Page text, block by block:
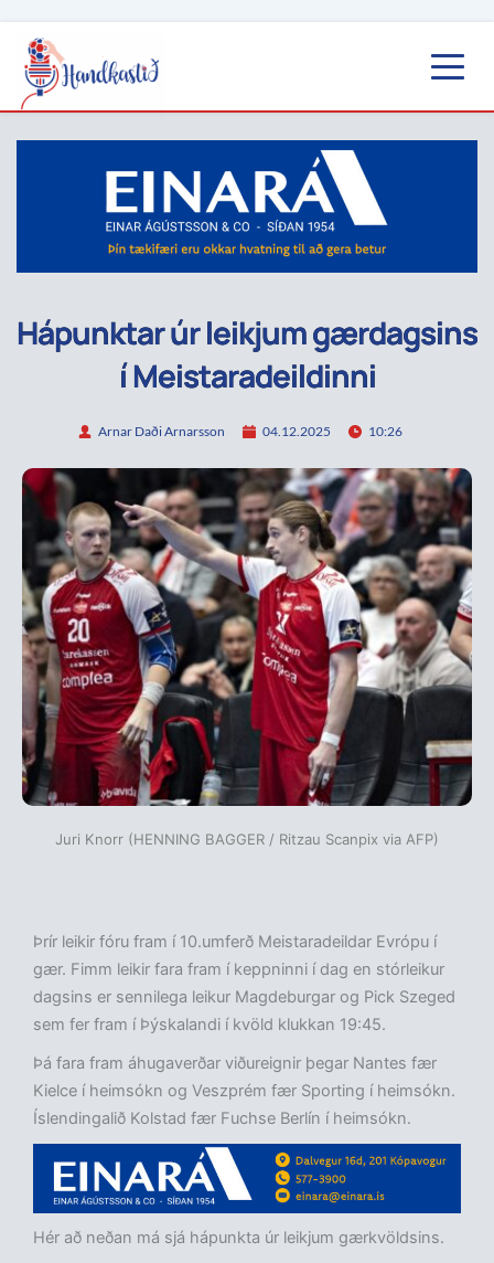
Hápunktar úr leikjum gærdagsins
í Meistaradeildinni
Arnar Daði Arnarsson 04.12.2025 10:26
Juri Knorr (HENNING BAGGER / Ritzau Scanpix via AFP)
Þrír leikir fóru fram í 10.umferð Meistaradeildar Evrópu í
gær. Fimm leikir fara fram í keppninni í dag en stórleikur
dagsins er sennilega leikur Magdeburgar og Pick Szeged
sem fer fram í Þýskalandi í kvöld klukkan 19:45.
Þá fara fram áhugaverðar viðureignir þegar Nantes fær
Kielce í heimsókn og Veszprém fær Sporting í heimsókn.
Íslendingalið Kolstad fær Fuchse Berlín í heimsókn.
Hér að neðan má sjá hápunkta úr leikjum gærkvöldsins.